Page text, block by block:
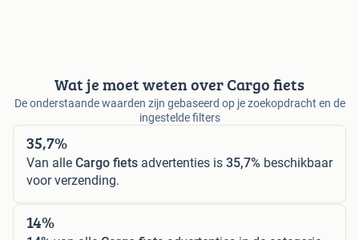
Wat je moet weten over Cargo fiets
De onderstaande waarden zijn gebaseerd op je zoekopdracht en de
ingestelde filters
35,7%
Van alle Cargo fiets advertenties is 35,7% beschikbaar
voor verzending.
14%